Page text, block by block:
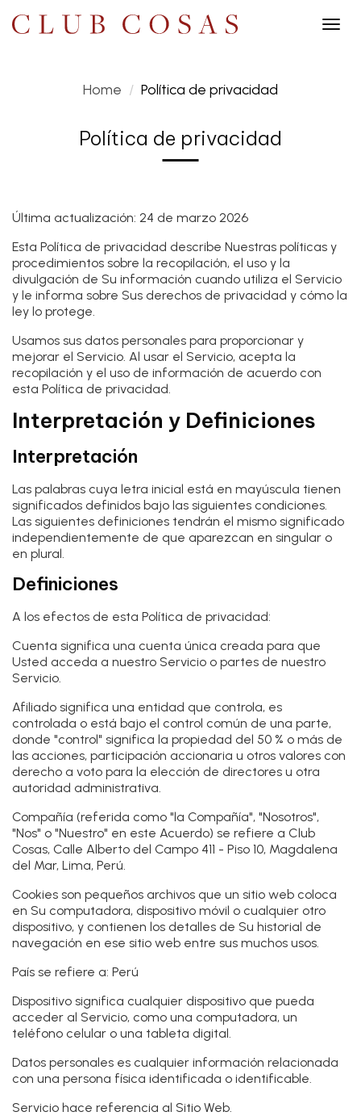
Home Política de privacidad
Política de privacidad
Última actualización: 24 de marzo 2026
Esta Política de privacidad describe Nuestras políticas y
procedimientos sobre la recopilación, el uso y la
divulgación de Su información cuando utiliza el Servicio
y le informa sobre Sus derechos de privacidad y cómo la
ley lo protege.
Usamos sus datos personales para proporcionar y
mejorar el Servicio. Al usar el Servicio, acepta la
recopilación y el uso de información de acuerdo con
esta Política de privacidad.
Interpretación y Definiciones
Interpretación
Las palabras cuya letra inicial está en mayúscula tienen
significados definidos bajo las siguientes condiciones.
Las siguientes definiciones tendrán el mismo significado
independientemente de que aparezcan en singular o
en plural.
Definiciones
A los efectos de esta Política de privacidad:
Cuenta significa una cuenta única creada para que
Usted acceda a nuestro Servicio o partes de nuestro
Servicio.
Afiliado significa una entidad que controla, es
controlada o está bajo el control común de una parte,
donde "control" significa la propiedad del 50 % o más de
las acciones, participación accionaria u otros valores con
derecho a voto para la elección de directores u otra
autoridad administrativa.
Compañía (referida como "la Compañía", "Nosotros",
"Nos" o "Nuestro" en este Acuerdo) se refiere a Club
Cosas, Calle Alberto del Campo 411 - Piso 10, Magdalena
del Mar, Lima, Perú.
Cookies son pequeños archivos que un sitio web coloca
en Su computadora, dispositivo móvil o cualquier otro
dispositivo, y contienen los detalles de Su historial de
navegación en ese sitio web entre sus muchos usos.
País se refiere a: Perú
Dispositivo significa cualquier dispositivo que pueda
acceder al Servicio, como una computadora, un
teléfono celular o una tableta digital.
Datos personales es cualquier información relacionada
con una persona física identificada o identificable.
Servicio hace referencia al Sitio Web.